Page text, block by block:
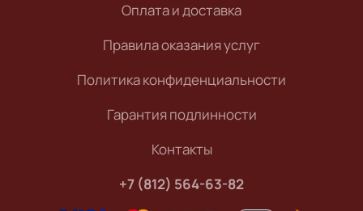
Оплата и доставка
Правила оказания услуг
Политика конфиденциальности
Гарантия подлинности
Контакты
+7 (812) 564-63-82